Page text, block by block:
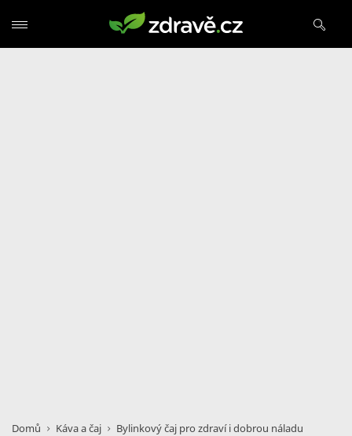
Domů Káva a čaj Bylinkový čaj pro zdraví i dobrou náladu